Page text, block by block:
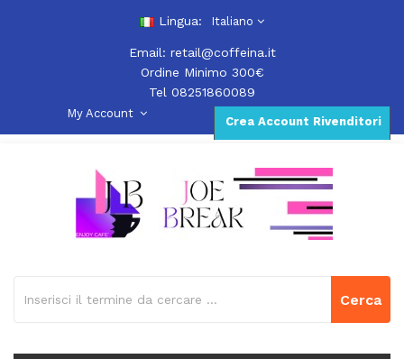
Lingua: Italiano
Email: retail@coffeina.it
Ordine Minimo 300€
Tel 08251860089
Crea Account Rivenditori
My Account
Cerca